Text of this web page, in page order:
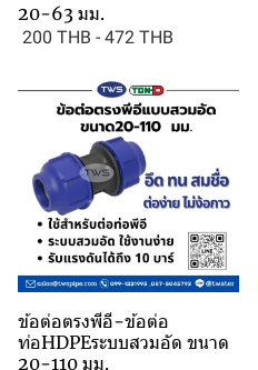
20-63 มม.
200 THB - 472 THB
ข้อต่อตรงพีอี-ข้อต่อ
ท่อHDPEระบบสวมอัด ขนาด
20-110 มม.